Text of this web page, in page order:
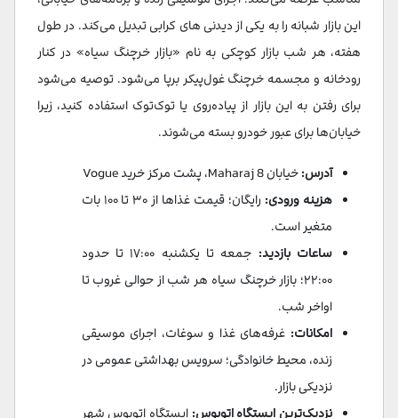
این بازار شبانه را به یکی از دیدنی‌ های کرابی تبدیل می‌کند. در طول
هفته، هر شب بازار کوچکی به نام «بازار خرچنگ سیاه» در کنار
رودخانه و مجسمه خرچنگ غول‌پیکر برپا می‌شود. توصیه می‌شود
برای رفتن به این بازار از پیاده‌روی یا توک‌توک استفاده کنید، زیرا
خیابان‌ها برای عبور خودرو بسته می‌شوند.
آدرس:خیابان Maharaj 8، پشت مرکز خرید Vogue
هزینه ورودی:
رایگان؛ قیمت غذاها از ۳۰ تا ۱۰۰ بات
متغیر است.
ساعات بازدید:
جمعه تا یکشنبه ۱۷:۰۰ تا حدود
۲۲:۰۰؛ بازار خرچنگ سیاه هر شب از حوالی غروب تا
اواخر شب.
امکانات: غرفه‌های غذا و سوغات، اجرای موسیقی
زنده، محیط خانوادگی؛ سرویس بهداشتی عمومی در
نزدیکی بازار.
نزدیک‌ترین ایستگاه اتوبوس:ایستگاه اتوبوس شهر